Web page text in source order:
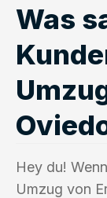
Was
Hey du!
Umzug von